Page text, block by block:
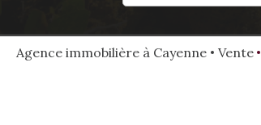
Agence immobilière à Cayenne Vente